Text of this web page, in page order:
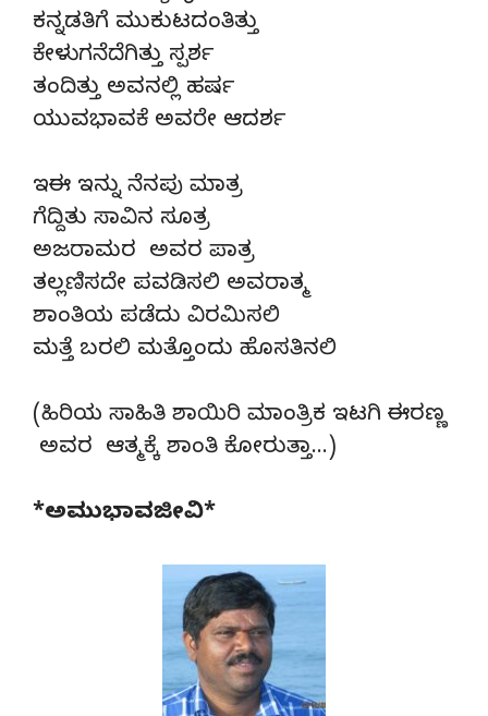
ಕನ್ನಡತಿಗೆ ಮುಕುಟದಂತಿತ್ತು
ಕೇಳುಗನೆದೆಗಿತ್ತು ಸ್ಪರ್ಶ
ತಂದಿತ್ತು ಅವನಲ್ಲಿ ಹರ್ಷ
ಯುವಭಾವಕೆ ಅವರೇ ಆದರ್ಶ
ಇಈ ಇನ್ನು ನೆನಪು ಮಾತ್ರ
ಗೆದ್ದಿತು ಸಾವಿನ ಸೂತ್ರ
ಅಜರಾಮರ ಅವರ ಪಾತ್ರ
ತಲ್ಲಣಿಸದೇ ಪವಡಿಸಲಿ ಅವರಾತ್ಮ
ಶಾಂತಿಯ ಪಡೆದು ವಿರಮಿಸಲಿ
ಮತ್ತೆ ಬರಲಿ ಮತ್ತೊಂದು ಹೊಸತಿನಲಿ
(ಹಿರಿಯ ಸಾಹಿತಿ ಶಾಯಿರಿ ಮಾಂತ್ರಿಕ ಇಟಗಿ ಈರಣ್ಣ
ಅವರ ಆತ್ಮಕ್ಕೆ ಶಾಂತಿ ಕೋರುತ್ತಾ…)
*ಅಮುಭಾವಜೀವಿ*